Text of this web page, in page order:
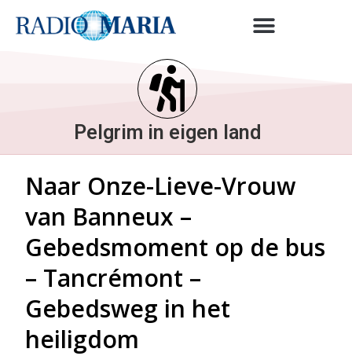
Pelgrim in eigen land
Naar Onze-Lieve-Vrouw
van Banneux –
Gebedsmoment op de bus
– Tancrémont –
Gebedsweg in het
heiligdom